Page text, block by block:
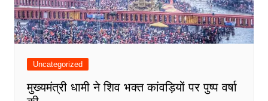
Uncategorized
मुख्यमंत्री धामी ने शिव भक्त कांवड़ियों पर पुष्प वर्षा